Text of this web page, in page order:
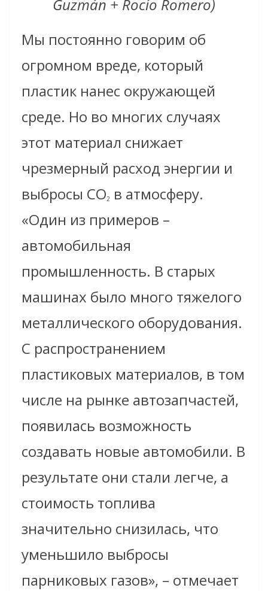
Guzmán + Rocío Romero)
Мы постоянно говорим об
огромном вреде, который
пластик нанес окружающей
среде. Но во многих случаях
этот материал снижает
чрезмерный расход энергии и
выбросы CO2 в атмосферу.
«Один из примеров –
автомобильная
промышленность. В старых
машинах было много тяжелого
металлического оборудования.
С распространением
пластиковых материалов, в том
числе на рынке автозапчастей,
появилась возможность
создавать новые автомобили. В
результате они стали легче, а
стоимость топлива
значительно снизилась, что
уменьшило выбросы
парниковых газов», – отмечает